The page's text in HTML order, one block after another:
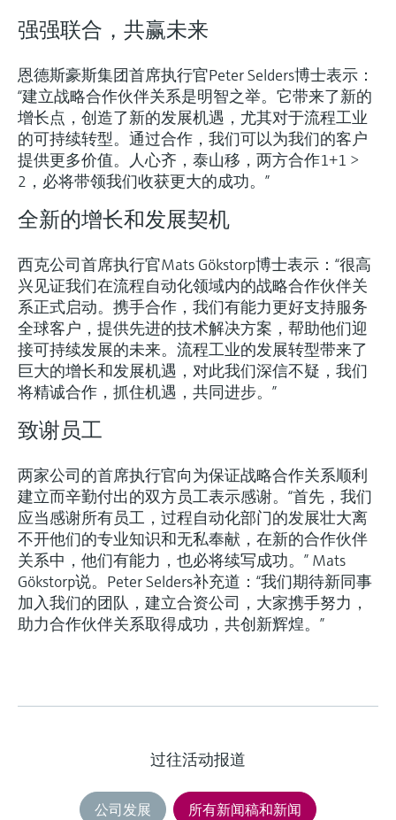
强强联合，共赢未来
恩德斯豪斯集团首席执行官Peter Selders博士表示：
“建立战略合作伙伴关系是明智之举。它带来了新的
增长点，创造了新的发展机遇，尤其对于流程工业
的可持续转型。通过合作，我们可以为我们的客户
提供更多价值。人心齐，泰山移，两方合作1+1 >
2，必将带领我们收获更大的成功。”
全新的增长和发展契机
西克公司首席执行官Mats Gökstorp博士表示：“很高
兴见证我们在流程自动化领域内的战略合作伙伴关
系正式启动。携手合作，我们有能力更好支持服务
全球客户，提供先进的技术解决方案，帮助他们迎
接可持续发展的未来。流程工业的发展转型带来了
巨大的增长和发展机遇，对此我们深信不疑，我们
将精诚合作，抓住机遇，共同进步。”
致谢员工
两家公司的首席执行官向为保证战略合作关系顺利
建立而辛勤付出的双方员工表示感谢。“首先，我们
应当感谢所有员工，过程自动化部门的发展壮大离
不开他们的专业知识和无私奉献，在新的合作伙伴
关系中，他们有能力，也必将续写成功。” Mats
Gökstorp说。Peter Selders补充道：“我们期待新同事
加入我们的团队，建立合资公司，大家携手努力，
助力合作伙伴关系取得成功，共创新辉煌。”
过往活动报道
公司发展 所有新闻稿和新闻